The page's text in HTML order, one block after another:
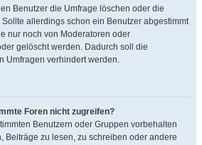
Benutzer die Umfrage löschen oder die
allerdings schon ein Benutzer abgestimmt
nur noch von Moderatoren oder
gelöscht werden. Dadurch soll die
Umfragen verhindert werden.
Foren nicht zugreifen?
Benutzern oder Gruppen vorbehalten
Beiträge zu lesen, zu schreiben oder andere